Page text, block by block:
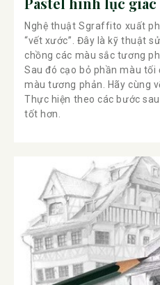
Nghệ thuật Sgraffito xuất
“vết xước”. Đây là kỹ thuật
chồng các màu sắc tương
Sau đó cạo bỏ phần màu
màu tương phản. Hãy cùng
Thực hiện theo các bước
tốt hơn.